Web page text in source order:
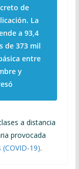
de
La
a 93,4
de 373 mil
entre
y
a distancia
provocada
19).